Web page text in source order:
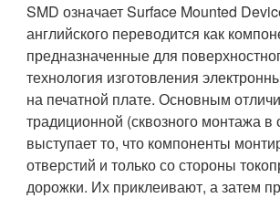
SMD означает Surface Mounted
английского переводится как
предназначенные для
технология изготовления
на печатной плате. Основным
традиционной (сквозного монтажа в
выступает то, что компоненты
отверстий и только со стороны
дорожки. Их приклеивают, а затем